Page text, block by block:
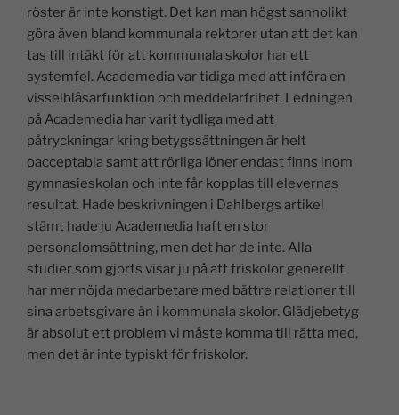
röster är inte konstigt. Det kan man högst sannolikt
göra även bland kommunala rektorer utan att det kan
tas till intäkt för att kommunala skolor har ett
systemfel. Academedia var tidiga med att införa en
visselblåsarfunktion och meddelarfrihet. Ledningen
på Academedia har varit tydliga med att
påtryckningar kring betygssättningen är helt
oacceptabla samt att rörliga löner endast finns inom
gymnasieskolan och inte får kopplas till elevernas
resultat. Hade beskrivningen i Dahlbergs artikel
stämt hade ju Academedia haft en stor
personalomsättning, men det har de inte. Alla
studier som gjorts visar ju på att friskolor generellt
har mer nöjda medarbetare med bättre relationer till
sina arbetsgivare än i kommunala skolor. Glädjebetyg
är absolut ett problem vi måste komma till rätta med,
men det är inte typiskt för friskolor.